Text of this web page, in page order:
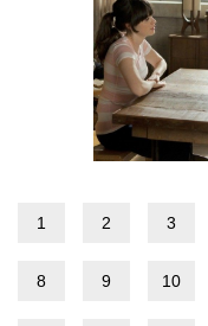
1 2 3
8 9 10